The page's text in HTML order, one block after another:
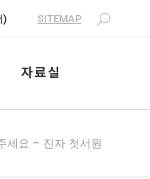
) SITEMAP
자료실
세요 – 진자 첫서원